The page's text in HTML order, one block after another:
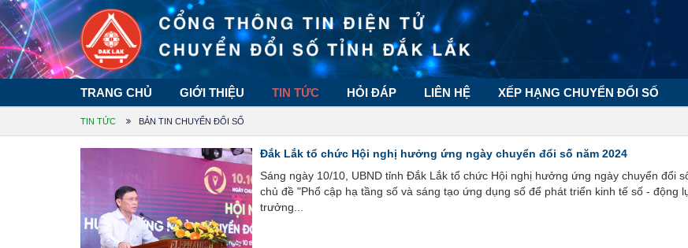
TRANG CHỦ GIỚI THIỆU TIN TỨC HỎI ĐÁP LIÊN HỆ XẾP HẠNG CHUYỂN ĐỔI SỐ
TIN TỨC BẢN TIN CHUYỂN ĐỔI SỐ
Đắk Lắk tổ chức Hội nghị hưởng ứng ngày chuyển đổi số năm 2024
Sáng ngày 10/10, UBND tỉnh Đắk Lắk tổ chức Hội nghị hưởng ứng ngày chuyển đổi
chủ đề "Phổ cập hạ tầng số và sáng tạo ứng dụng số để phát triển kinh tế số - động
trưởng...